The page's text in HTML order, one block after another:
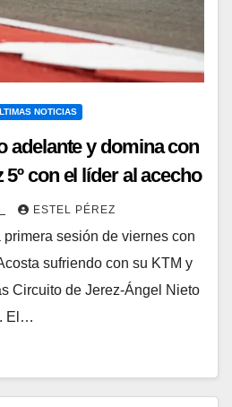
NOTICIAS
adelante y domina con
5º con el líder al acecho
ESTEL PÉREZ
sesión de viernes con
sufriendo con su KTM y
Circuito de Jerez-Ángel Nieto
. El…